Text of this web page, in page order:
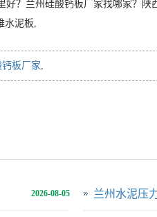
好？兰州硅酸钙板厂家找哪家？
水泥板,
板厂家,
2026-08-05